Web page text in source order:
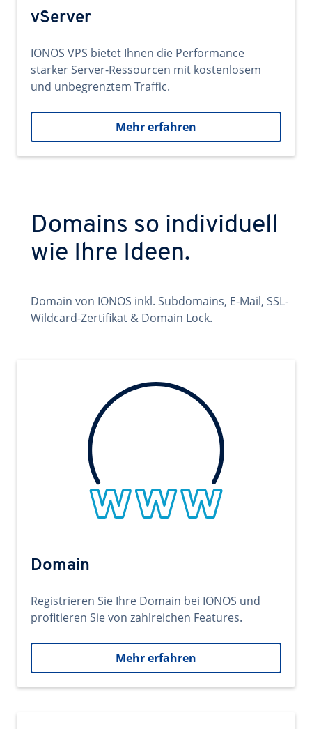
vServer
IONOS VPS bietet Ihnen die Performance
starker Server-Ressourcen mit kostenlosem
und unbegrenztem Traffic.
Mehr erfahren
Domains so individuell
wie Ihre Ideen.
Domain von IONOS inkl. Subdomains, E-Mail, SSL-
Wildcard-Zertifikat & Domain Lock.
Domain
Registrieren Sie Ihre Domain bei IONOS und
profitieren Sie von zahlreichen Features.
Mehr erfahren